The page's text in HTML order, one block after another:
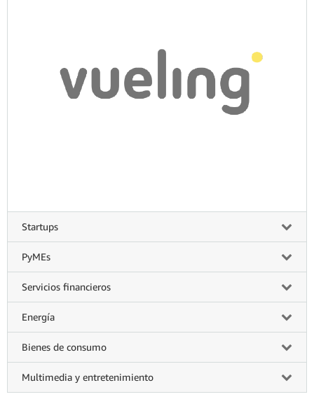
Startups
PyMEs
Servicios financieros
Energía
Bienes de consumo
Multimedia y entretenimiento